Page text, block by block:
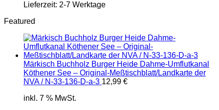
Lieferzeit: 2-7 Werktage
Featured
Märkisch Buchholz Burger Heide Dahme-Umflutkanal
Köthener See – Original-Meßtischblatt/Landkarte der
NVA / N-33-136-D-a-3 12,99 €
inkl. 7 % MwSt.